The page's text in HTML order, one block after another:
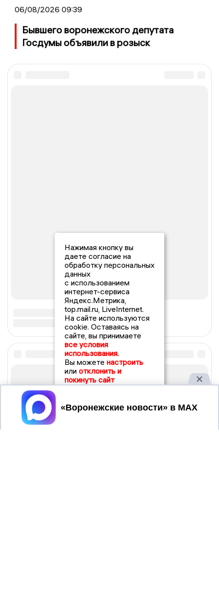
06/08/2026 09:39
Бывшего воронежского депутата
Госдумы объявили в розыск
Нажимая кнопку вы
даете согласие на
обработку персональных
данных
с использованием
интернет-сервиса
Яндекс.Метрика,
top.mail.ru, LiveInternet.
На сайте используются
cookie. Оставаясь на
сайте, вы принимаете
все условия
использования.
Вы можете настроить
или отклонить и
покинуть сайт
Принять